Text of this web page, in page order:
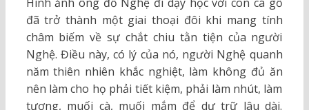
đã trở thành một giai thoại đôi khi mang tính
châm biếm về sự chắt chiu tằn tiện của người
Nghệ. Điều này, có lý của nó, người Nghệ quanh
năm thiên nhiên khắc nghiệt, làm không đủ ăn
nên làm cho họ phải tiết kiệm, phải làm nhút, làm
tương, muối cà, muối mắm để dự trữ lâu dài.